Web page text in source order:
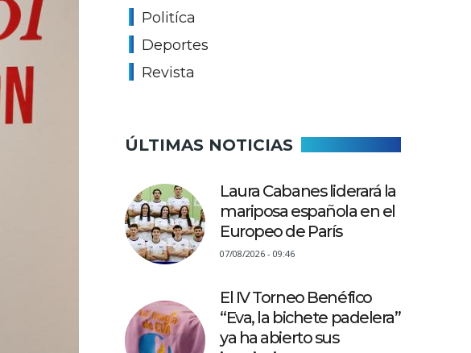
Politíca
Deportes
Revista
ÚLTIMAS NOTICIAS
Laura Cabanes liderará la
mariposa española en el
Europeo de París
07/08/2026 - 09:46
El IV Torneo Benéfico
“Eva, la bichete padelera”
ya ha abierto sus